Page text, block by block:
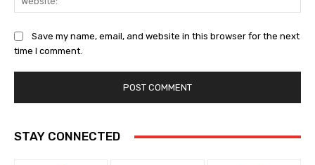
Save my name, email, and website in this browser for the next
time I comment.
STAY CONNECTED